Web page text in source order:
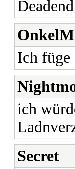
Deadend
Ich füge
ich
Secret